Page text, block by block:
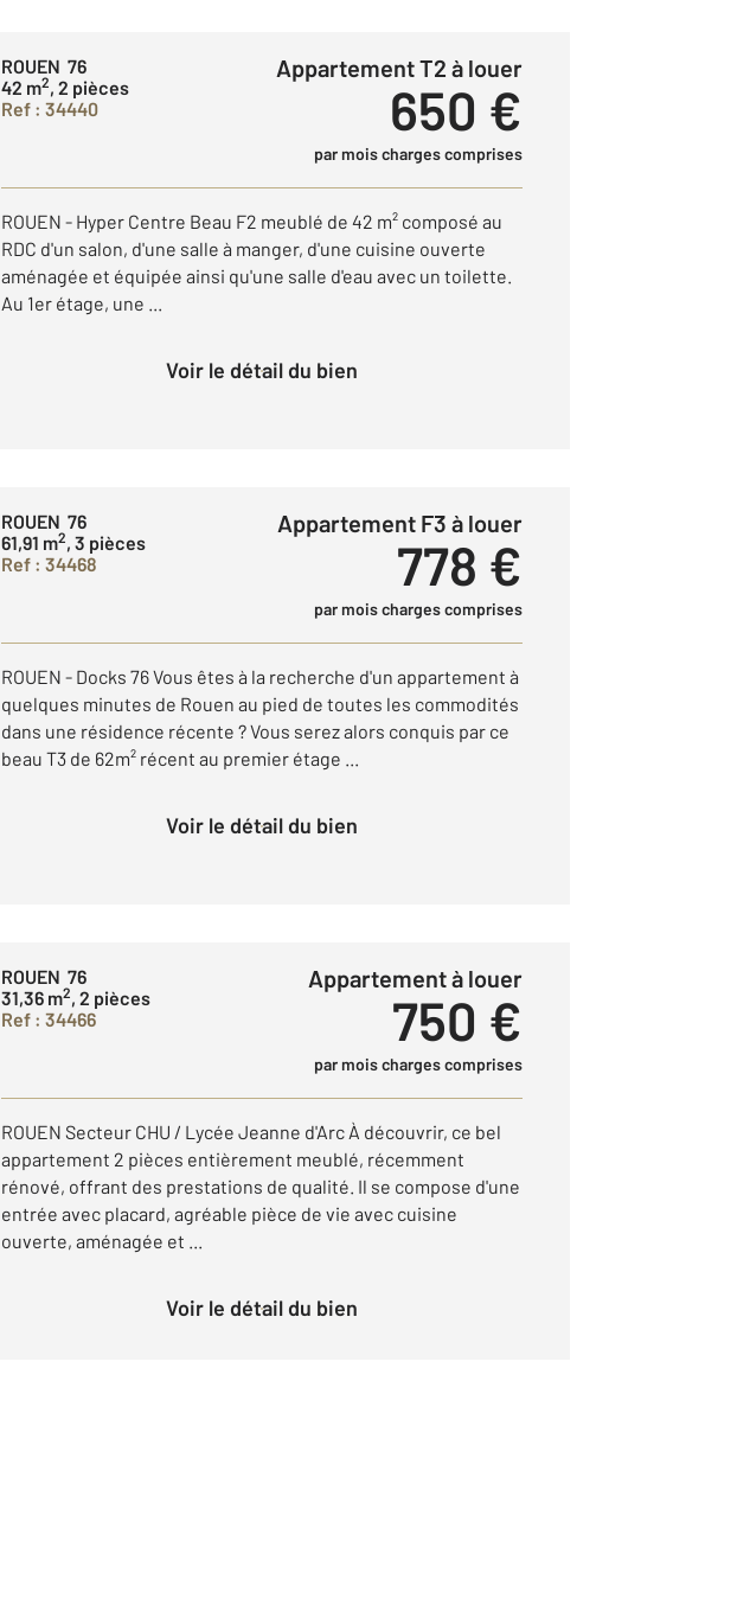
ROUEN 76
42 m2, 2 pièces
Ref : 34440
Appartement T2 à louer
650 €
par mois charges comprises
ROUEN - Hyper Centre Beau F2 meublé de 42 m² composé au
RDC d'un salon, d'une salle à manger, d'une cuisine ouverte
aménagée et équipée ainsi qu'une salle d'eau avec un toilette.
Au 1er étage, une ...
Voir le détail du bien
ROUEN 76
61,91 m2, 3 pièces
Ref : 34468
Appartement F3 à louer
778 €
par mois charges comprises
ROUEN - Docks 76 Vous êtes à la recherche d'un appartement à
quelques minutes de Rouen au pied de toutes les commodités
dans une résidence récente ? Vous serez alors conquis par ce
beau T3 de 62m² récent au premier étage ...
Voir le détail du bien
ROUEN 76
31,36 m2, 2 pièces
Ref : 34466
Appartement à louer
750 €
par mois charges comprises
ROUEN Secteur CHU / Lycée Jeanne d'Arc À découvrir, ce bel
appartement 2 pièces entièrement meublé, récemment
rénové, offrant des prestations de qualité. Il se compose d'une
entrée avec placard, agréable pièce de vie avec cuisine
ouverte, aménagée et ...
Voir le détail du bien